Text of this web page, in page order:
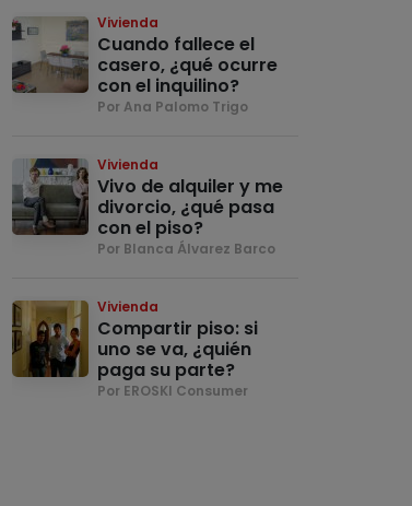
Vivienda
Cuando fallece el
casero, ¿qué ocurre
con el inquilino?
Por Ana Palomo Trigo
Vivienda
Vivo de alquiler y me
divorcio, ¿qué pasa
con el piso?
Por Blanca Álvarez Barco
Vivienda
Compartir piso: si
uno se va, ¿quién
paga su parte?
Por EROSKI Consumer